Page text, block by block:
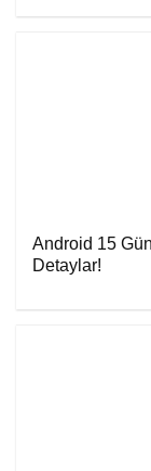
Android 15
Detaylar!